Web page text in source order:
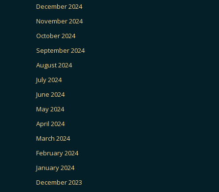
December 2024
November 2024
October 2024
September 2024
August 2024
July 2024
June 2024
May 2024
April 2024
March 2024
February 2024
January 2024
December 2023